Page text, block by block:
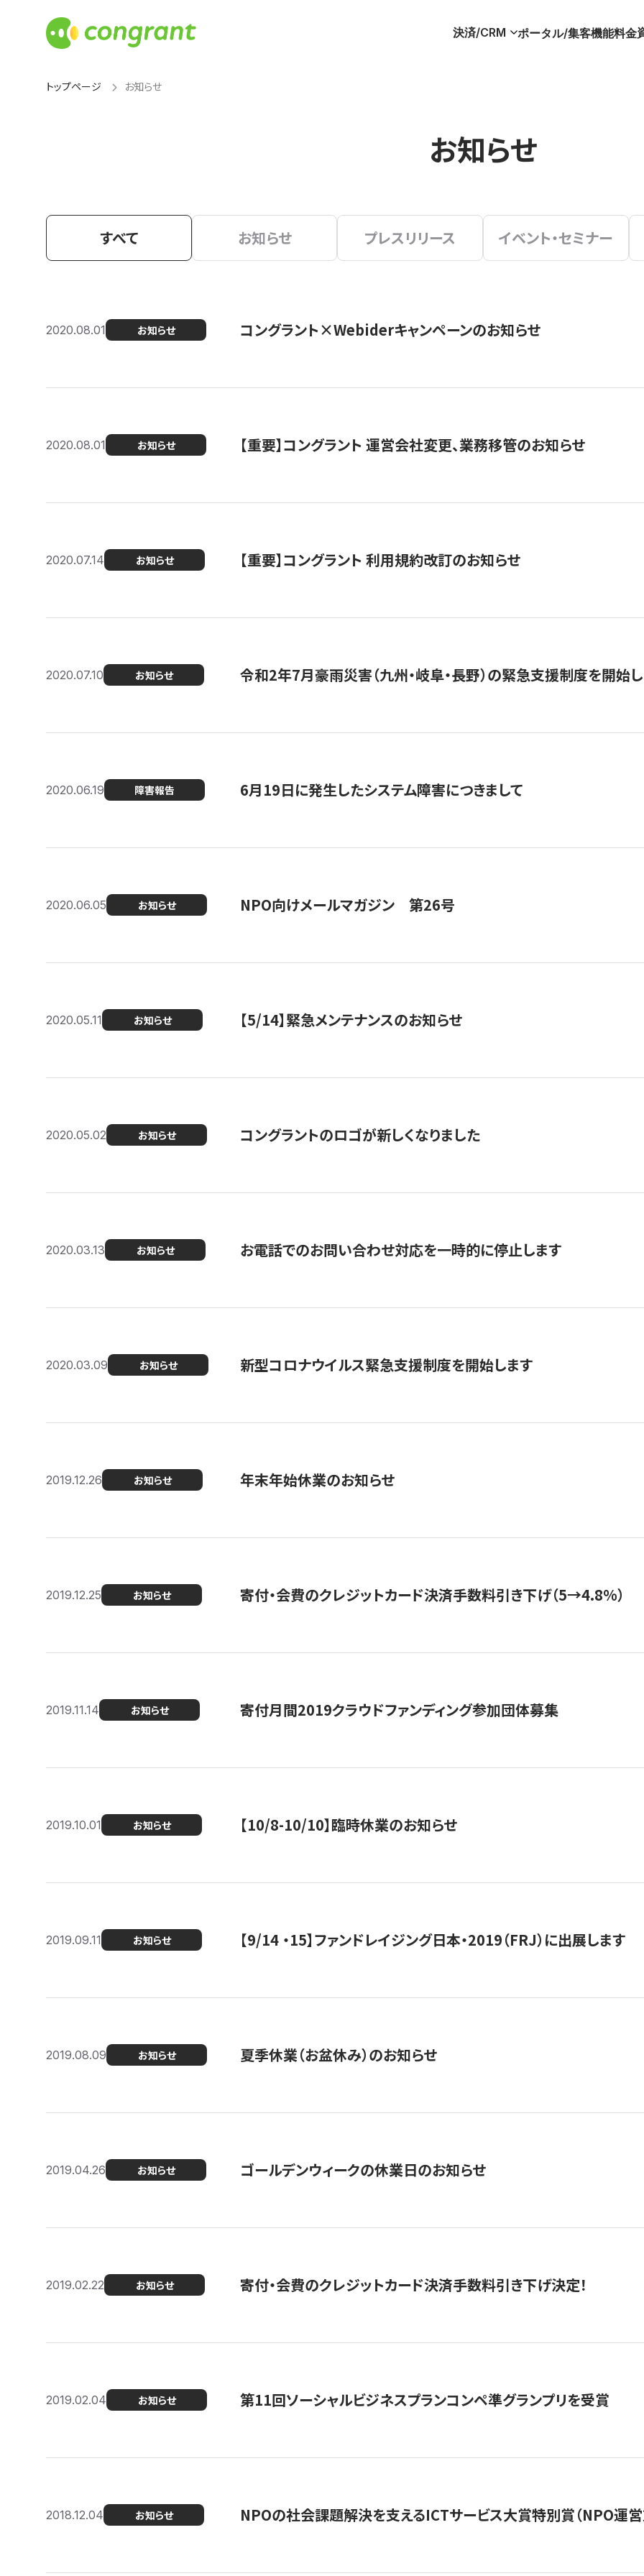
決済/CRM ポータル/集客機能料金
トップページ お知らせ
お知らせ
すべて お知らせ プレスリリース イベント・セミナー
2020.08.01 お知らせ コングラント×Webiderキャンペーンのお知らせ
2020.08.01 お知らせ 【重要】コングラント 運営会社変更、業務移管のお知らせ
2020.07.14 お知らせ 【重要】コングラント 利用規約改訂のお知らせ
2020.07.10 お知らせ 令和2年7月豪雨災害（九州・岐阜・長野）の緊急支援制度を開始
2020.06.19 障害報告 6月19日に発生したシステム障害につきまして
2020.06.05 お知らせ NPO向けメールマガジン 第26号
2020.05.11 お知らせ 【5/14】緊急メンテナンスのお知らせ
2020.05.02 お知らせ コングラントのロゴが新しくなりました
2020.03.13 お知らせ お電話でのお問い合わせ対応を一時的に停止します
2020.03.09 お知らせ 新型コロナウイルス緊急支援制度を開始します
2019.12.26 お知らせ 年末年始休業のお知らせ
2019.12.25 お知らせ 寄付・会費のクレジットカード決済手数料引き下げ（5→4.8%）
2019.11.14 お知らせ 寄付月間2019クラウドファンディング参加団体募集
2019.10.01 お知らせ 【10/8-10/10】臨時休業のお知らせ
2019.09.11 お知らせ 【9/14 ・15】ファンドレイジング日本・2019（FRJ）に出展します
2019.08.09 お知らせ 夏季休業（お盆休み）のお知らせ
2019.04.26 お知らせ ゴールデンウィークの休業日のお知らせ
2019.02.22 お知らせ 寄付・会費のクレジットカード決済手数料引き下げ決定！
2019.02.04 お知らせ 第11回ソーシャルビジネスプランコンペ準グランプリを受賞
2018.12.04 お知らせ NPOの社会課題解決を支えるICTサービス大賞特別賞（NPO運